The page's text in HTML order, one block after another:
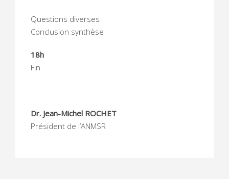
Questions diverses
Conclusion synthèse
18h
Fin
Dr. Jean-Michel ROCHET
Président de l’ANMSR